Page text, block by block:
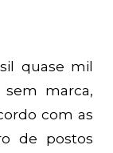
quase mil
marca,
com as
de postos